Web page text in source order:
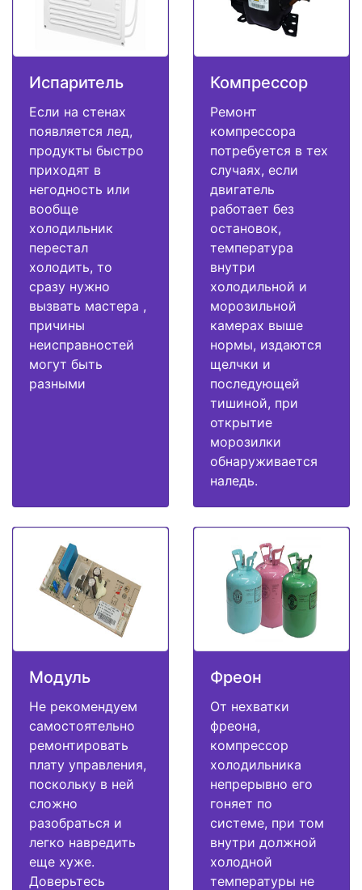
Испаритель
Если на стенах
появляется лед,
продукты быстро
приходят в
негодность или
вообще
холодильник
перестал
холодить, то
сразу нужно
вызвать мастера ,
причины
неисправностей
могут быть
разными
Компрессор
Ремонт
компрессора
потребуется в тех
случаях, если
двигатель
работает без
остановок,
температура
внутри
холодильной и
морозильной
камерах выше
нормы, издаются
щелчки и
последующей
тишиной, при
открытие
морозилки
обнаруживается
наледь.
Модуль
Не рекомендуем
самостоятельно
ремонтировать
плату управления,
поскольку в ней
сложно
разобраться и
легко навредить
еще хуже.
Доверьтесь
Фреон
От нехватки
фреона,
компрессор
холодильника
непрерывно его
гоняет по
системе, при том
внутри должной
холодной
температуры не